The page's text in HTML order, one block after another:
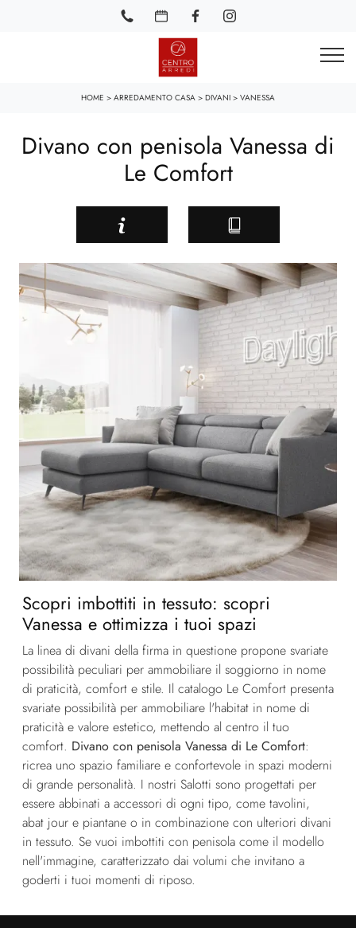
HOME > ARREDAMENTO CASA > DIVANI > VANESSA
Divano con penisola Vanessa di
Le Comfort
Scopri imbottiti in tessuto: scopri
Vanessa e ottimizza i tuoi spazi
La linea di divani della firma in questione propone svariate
possibilità peculiari per ammobiliare il soggiorno in nome
di praticità, comfort e stile. Il catalogo Le Comfort presenta
svariate possibilità per ammobiliare l'habitat in nome di
praticità e valore estetico, mettendo al centro il tuo
comfort. Divano con penisola Vanessa di Le Comfort:
ricrea uno spazio familiare e confortevole in spazi moderni
di grande personalità. I nostri Salotti sono progettati per
essere abbinati a accessori di ogni tipo, come tavolini,
abat jour e piantane o in combinazione con ulteriori divani
in tessuto. Se vuoi imbottiti con penisola come il modello
nell'immagine, caratterizzato dai volumi che invitano a
goderti i tuoi momenti di riposo.